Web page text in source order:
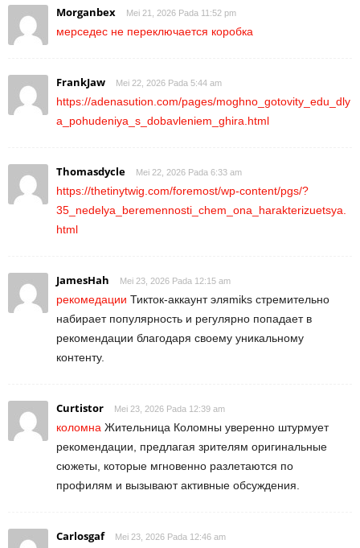
Morganbex Mei 21, 2026 Pada 11:52 pm
мерседес не переключается коробка
FrankJaw Mei 22, 2026 Pada 5:44 am
https://adenasution.com/pages/moghno_gotovity_edu_dly
a_pohudeniya_s_dobavleniem_ghira.html
Thomasdycle Mei 22, 2026 Pada 6:33 am
https://thetinytwig.com/foremost/wp-content/pgs/?
35_nedelya_beremennosti_chem_ona_harakterizuetsya.
html
JamesHah Mei 23, 2026 Pada 12:15 am
рекомедации Тикток-аккаунт эляmiks стремительно
набирает популярность и регулярно попадает в
рекомендации благодаря своему уникальному
контенту.
Curtistor Mei 23, 2026 Pada 12:39 am
коломна Жительница Коломны уверенно штурмует
рекомендации, предлагая зрителям оригинальные
сюжеты, которые мгновенно разлетаются по
профилям и вызывают активные обсуждения.
Carlosgaf Mei 23, 2026 Pada 12:46 am